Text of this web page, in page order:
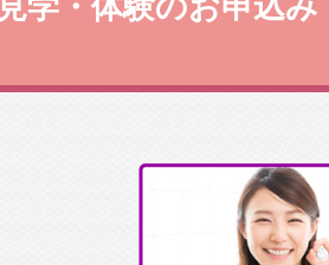
見学・体験のお申込み